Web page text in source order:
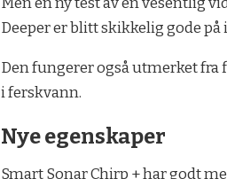
Deeper er blitt skikkelig gode
Den fungerer også utmerket fra
i ferskvann.
Nye egenskaper
Smart Sonar Chirp + har godt